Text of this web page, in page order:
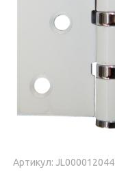
Артикул: JL000012044